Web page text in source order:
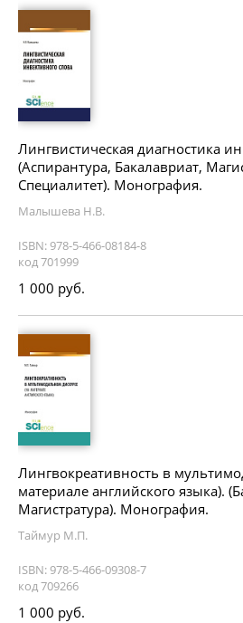
Лингвистическая диагностика
(Аспирантура, Бакалавриат,
Специалитет). Монография.
Малышева Н.В.
ISBN: 978-5-466-08184-8
код 701999
1 000 руб.
Лингвокреативность в
материале английского языка).
Магистратура). Монография.
Таймур М.П.
ISBN: 978-5-466-09308-7
код 709266
1 000 руб.